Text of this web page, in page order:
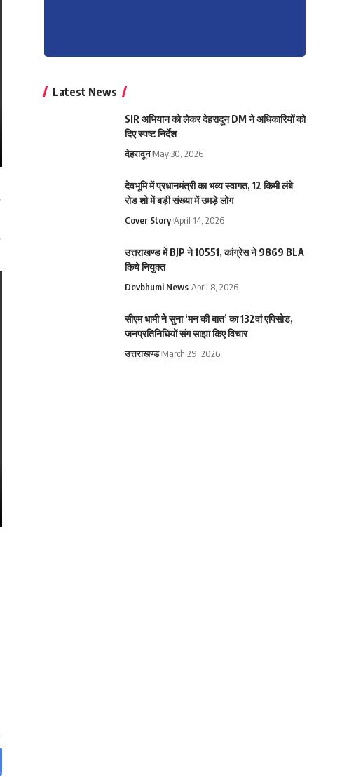
Latest News
SIR अभियान को लेकर देहरादून DM ने अधिकारियों को
दिए स्पष्ट निर्देश
देहरादून May 30, 2026
देवभूमि में प्रधानमंत्री का भव्य स्वागत, 12 किमी लंबे
रोड शो में बड़ी संख्या में उमड़े लोग
Cover Story April 14, 2026
उत्तराखण्ड में BJP ने 10551, कांग्रेस ने 9869 BLA
किये नियुक्त
Devbhumi News April 8, 2026
सीएम धामी ने सुना ‘मन की बात’ का 132वां एपिसोड,
जनप्रतिनिधियों संग साझा किए विचार
उत्तराखण्ड March 29, 2026